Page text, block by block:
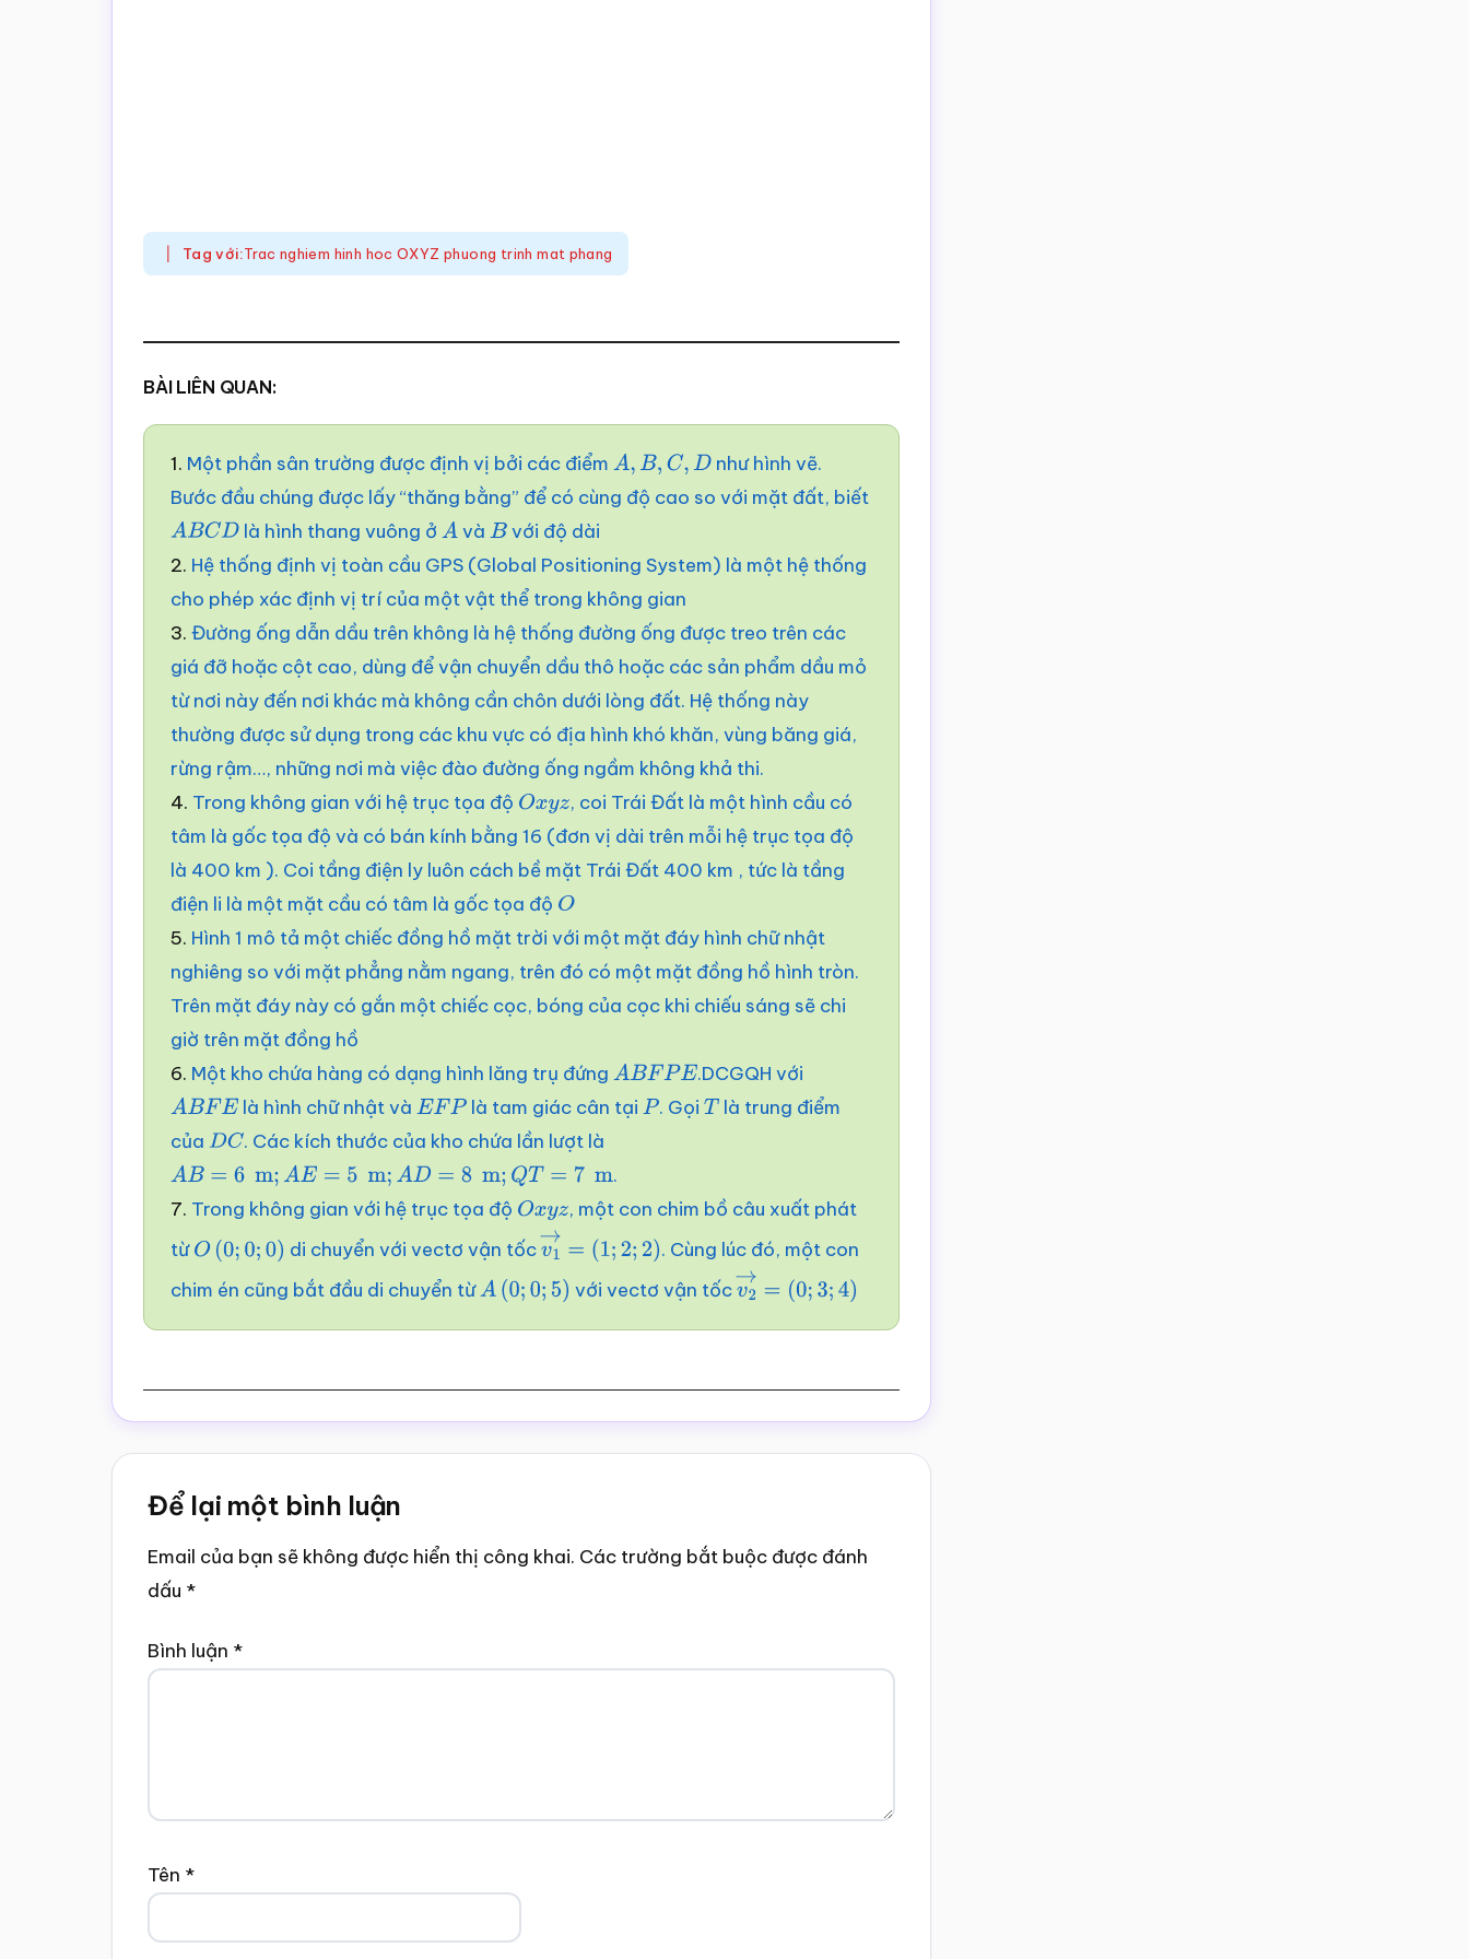
Tag với:Trac nghiem hinh hoc OXYZ phuong trinh mat phang
BÀI LIÊN QUAN:
1. Một phần sân trường được định vị bởi các điểm A,B,C ,D
như hình vẽ.
Bước đầu chúng được lấy “thăng bằng” để có cùng độ cao so với mặt đất, biết
ABCD là hình thang vuông ởA vàB với độ dài
2. Hệ thống định vị toàn cầu GPS (Global Positioning System) là một hệ thống
cho phép xác định vị trí của một vật thể trong không gian
3. Đường ống dẫn dầu trên không là hệ thống đường ống được treo trên các
giá đỡ hoặc cột cao, dùng để vận chuyển dầu thô hoặc các sản phẩm dầu mỏ
từ nơi này đến nơi khác mà không cần chôn dưới lòng đất. Hệ thống này
thường được sử dụng trong các khu vực có địa hình khó khăn, vùng băng giá,
rừng rậm…, những nơi mà việc đào đường ống ngầm không khả thi.
4. Trong không gian với hệ trục tọa độ Oxyz, coi Trái Đất là một hình cầu có
tâm là gốc tọa độ và có bán kính bằng 16 (đơn vị dài trên mỗi hệ trục tọa độ
là 400 km ). Coi tầng điện ly luôn cách bề mặt Trái Đất 400 km , tức là tầng
điện li là một mặt cầu có tâm là gốc tọa độ O
5. Hình 1 mô tả một chiếc đồng hồ mặt trời với một mặt đáy hình chữ nhật
nghiêng so với mặt phẳng nằm ngang, trên đó có một mặt đồng hồ hình tròn.
Trên mặt đáy này có gắn một chiếc cọc, bóng của cọc khi chiếu sáng sẽ chi
giờ trên mặt đồng hồ
6. Một kho chứa hàng có dạng hình lăng trụ đứng ABFPE
.DCGQH với
ABFE là hình chữ nhật và EFP là tam giác cân tại P . GọiT là trung điểm
của DC . Các kích thước của kho chứa lần lượt là
AB= 6m;AE= 5m;AD =8 m;QT=7m
.
7. Trong không gian với hệ trục tọa độ Oxyz, một con chim bồ câu xuất phát
từO(0;0;0 ) di chuyển với vectơ vận tốcv1→= (1;2;2 ) . Cùng lúc đó, một con
chim én cũng bắt đầu di chuyển từA( 0;0;5 ) với vectơ vận tốcv2 →=(0 ;3; 4)
Reader
Interactions
Để lại một bình luận
Email của bạn sẽ không được hiển thị công khai. Các trường bắt buộc được đánh
dấu *
Bình luận *
Tên *